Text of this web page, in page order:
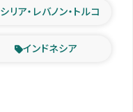
シリア・レバノン・トルコ
インドネシア